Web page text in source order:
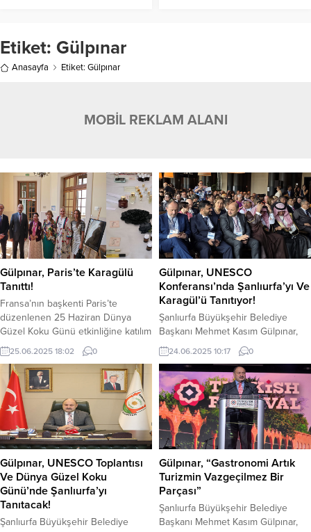
Etiket: Gülpınar
Anasayfa Etiket: Gülpınar
MOBİL REKLAM ALANI
Gülpınar, Paris’te Karagülü
Tanıttı!
Fransa’nın başkenti Paris’te
düzenlenen 25 Haziran Dünya
Güzel Koku Günü etkinliğine katılım
sağlayan Şanlıurfa Büyükşehir
Belediye Başkanı Mehmet Kasım
Gülpınar, yalnızca Halfeti ilçesinde
yetişen Karagül’ün eşsiz hikâyesini
ve koku kültüründeki yerini anlattı.
25 Haziran Dünya Koku Günü
dolayısıyla Paris’te UNESCO
nezdinde Paris 8. Bölge
Belediyesi’ne bağlı tarihi sergi
salonunda düzenlenen...
25.06.2025 18:02 0
Gülpınar, UNESCO
Konferansı’nda Şanlıurfa’yı Ve
Karagül’ü Tanıtıyor!
Şanlıurfa Büyükşehir Belediye
Başkanı Mehmet Kasım Gülpınar,
Fransa’da düzenlenen UNESCO 17.
Yıllık Toplantısı ve Belediye
Başkanları Forumuna katıldı.
UNESCO Yaratıcı Şehirler Ağı’nın
(UCCN) 17. Yıllık Konferansı,
UNESCO ve Ev Sahibi Medya
Sanatları Şehri iş birliğiyle
Fransa’nın Enghien-les-Bains
kentinde başladı. “Kültür ve Yapay
Zekâ: UNESCO Yaratıcı Şehirlerinin
Geleceğini Şekillendirmek”
temasıyla düzenlenen...
24.06.2025 10:17 0
Gülpınar, UNESCO Toplantısı
Ve Dünya Güzel Koku
Günü’nde Şanlıurfa’yı
Tanıtacak!
Şanlıurfa Büyükşehir Belediye
Gülpınar, “Gastronomi Artık
Turizmin Vazgeçilmez Bir
Parçası”
Şanlıurfa Büyükşehir Belediye
Başkanı Mehmet Kasım Gülpınar,